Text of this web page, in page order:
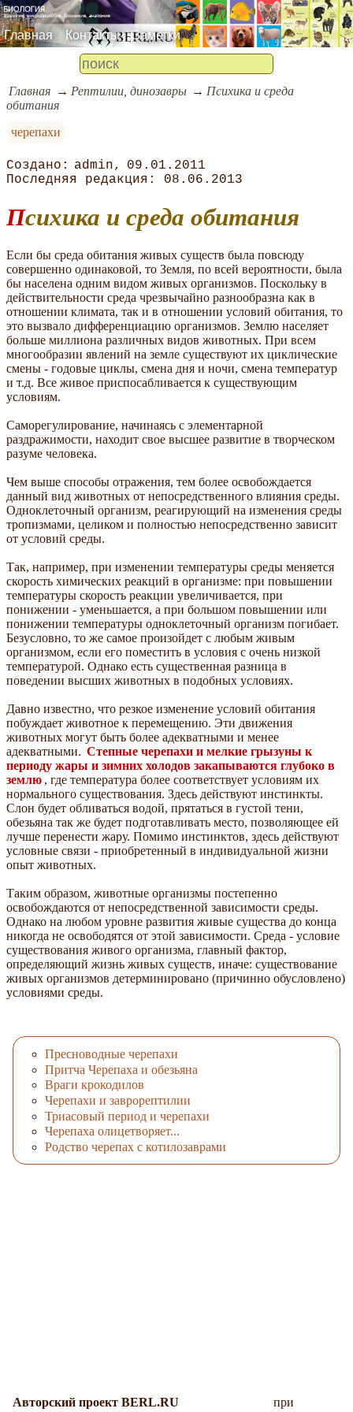
Главная Контакты Заметки
Главная Рептилии, динозавры
Психика и среда
обитания
черепахи
admin
09.01.2011
08.06.2013
Психика и среда обитания
Если бы среда обитания живых существ была повсюду
совершенно одинаковой, то Земля, по всей вероятности, была
бы населена одним видом живых организмов. Поскольку в
действительности среда чрезвычайно разнообразна как в
отношении климата, так и в отношении условий обитания, то
это вызвало дифференциацию организмов. Землю населяет
больше миллиона различных видов животных. При всем
многообразии явлений на земле существуют их циклические
смены - годовые циклы, смена дня и ночи, смена температур
и т.д. Все живое приспосабливается к существующим
условиям.
Саморегулирование, начинаясь с элементарной
раздражимости, находит свое высшее развитие в творческом
разуме человека.
Чем выше способы отражения, тем более освобождается
данный вид животных от непосредственного влияния среды.
Одноклеточный организм, реагирующий на изменения среды
тропизмами, целиком и полностью непосредственно зависит
от условий среды.
Так, например, при изменении температуры среды меняется
скорость химических реакций в организме: при повышении
температуры скорость реакции увеличивается, при
понижении - уменьшается, а при большом повышении или
понижении температуры одноклеточный организм погибает.
Безусловно, то же самое произойдет с любым живым
организмом, если его поместить в условия с очень низкой
температурой. Однако есть существенная разница в
поведении высших животных в подобных условиях.
Давно известно, что резкое изменение условий обитания
побуждает животное к перемещению. Эти движения
животных могут быть более адекватными и менее
адекватными. Степные черепахи и мелкие грызуны к
периоду жары и зимних холодов закапываются глубоко в
землю , где температура более соответствует условиям их
нормального существования. Здесь действуют инстинкты.
Слон будет обливаться водой, прятаться в густой тени,
обезьяна так же будет подготавливать место, позволяющее ей
лучше перенести жару. Помимо инстинктов, здесь действуют
условные связи - приобретенный в индивидуальной жизни
опыт животных.
Таким образом, животные организмы постепенно
освобождаются от непосредственной зависимости среды.
Однако на любом уровне развития живые существа до конца
никогда не освободятся от этой зависимости. Среда - условие
существования живого организма, главный фактор,
определяющий жизнь живых существ, иначе: существование
живых организмов детерминировано (причинно обусловлено)
условиями среды.
Пресноводные черепахи
Притча Черепаха и обезьяна
Враги крокодилов
Черепахи и заврорептилии
Триасовый период и черепахи
Черепаха олицетворяет...
Родство черепах с котилозаврами
Авторский проект BERL.RU
при